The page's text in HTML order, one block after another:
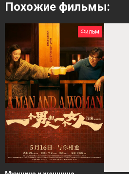
Похожие фильмы:
Фильм